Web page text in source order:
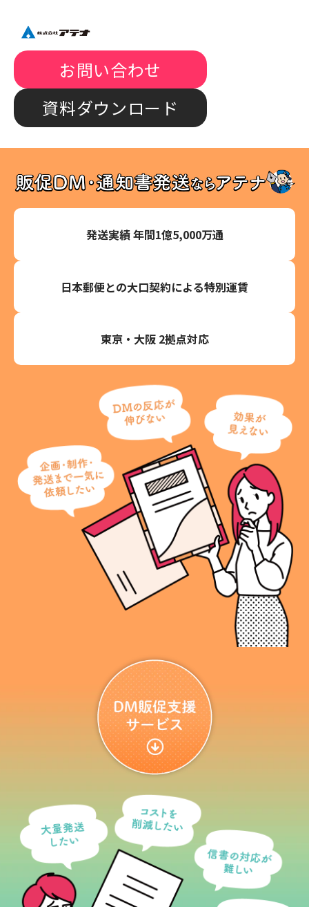
お問い合わせ
資料ダウンロード
発送実績 年間1億5,000万通
日本郵便との大口契約による特別運賃
東京・大阪 2拠点対応